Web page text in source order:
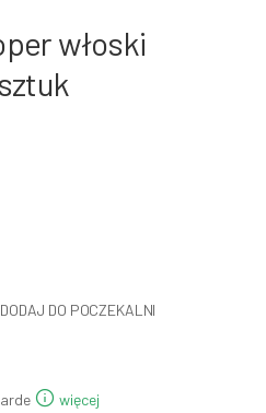
włoski
DODAJ DO POCZEKALNI
więcej